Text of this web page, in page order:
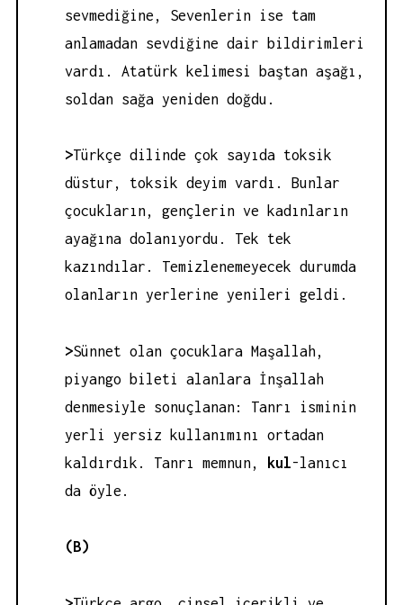
sevmediğine, Sevenlerin ise tam
anlamadan sevdiğine dair bildirimleri
vardı. Atatürk kelimesi baştan aşağı,
soldan sağa yeniden doğdu.
>Türkçe dilinde çok sayıda toksik
düstur, toksik deyim vardı. Bunlar
çocukların, gençlerin ve kadınların
ayağına dolanıyordu. Tek tek
kazındılar. Temizlenemeyecek durumda
olanların yerlerine yenileri geldi.
>Sünnet olan çocuklara Maşallah,
piyango bileti alanlara İnşallah
denmesiyle sonuçlanan: Tanrı isminin
yerli yersiz kullanımını ortadan
kaldırdık. Tanrı memnun,
kul -lanıcı
da öyle.
(B)